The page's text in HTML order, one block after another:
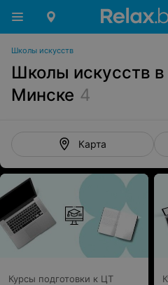
Школы искусств
Школы искусств
Минске 4
Карта
Курсы подготовки к ЦТ